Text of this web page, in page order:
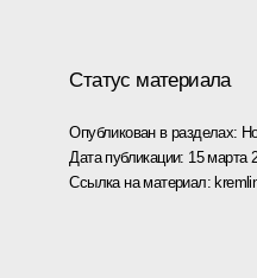
Статус материала
Опубликован в разделах:
Дата публикации: 15 марта
Ссылка на материал: